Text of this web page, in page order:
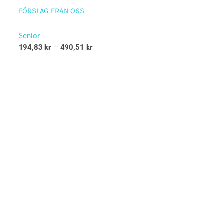
FÖRSLAG FRÅN OSS
Senior
194,83 kr – 490,51 kr